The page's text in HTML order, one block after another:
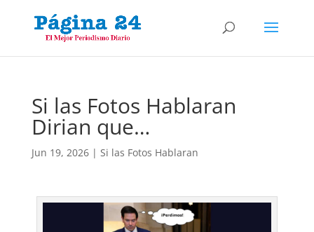
Si las Fotos Hablaran
Dirian que…
Jun 19, 2026| Si las Fotos Hablaran